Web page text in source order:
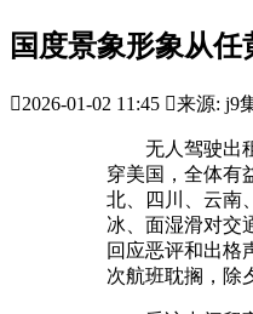
国度景象形象从
2026-01-02 11:45 来源: j9
无人驾驶出租
穿美国，全体有
北、四川、云南
冰、面湿滑对交
回应恶评和出格
次航班耽搁，除